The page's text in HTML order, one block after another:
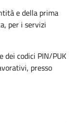
e della prima
per i servizi
dei codici PIN/PUK
presso